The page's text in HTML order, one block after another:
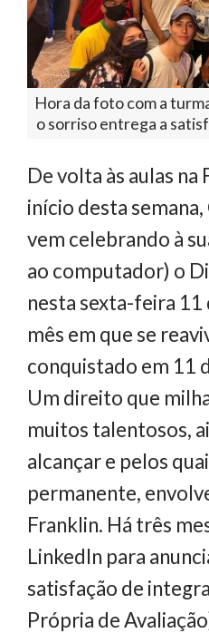
Hora da foto com a
o sorriso entrega a
De volta às aulas na
início desta
vem celebrando à
ao computador) o
nesta sexta-feira 11
mês em que se
conquistado em 11
Um direito que
muitos talentosos,
alcançar e pelos
permanente,
Franklin. Há três
Linkedln para
satisfação de
Própria de